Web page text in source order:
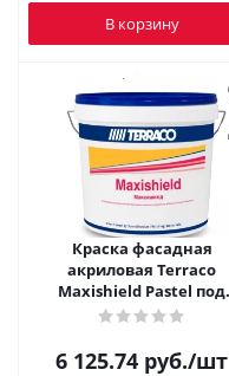
В корзину
Краска фасадная
акриловая Terraco
Maxishield Pastel под
колеровку 15 л
6 125.74 руб./шт